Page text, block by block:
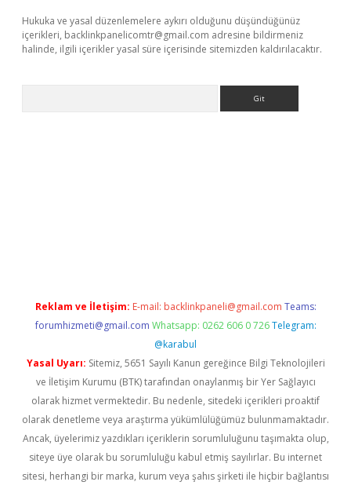
Hukuka ve yasal düzenlemelere aykırı olduğunu düşündüğünüz
içerikleri, backlinkpanelicomtr@gmail.com adresine bildirmeniz
halinde, ilgili içerikler yasal süre içerisinde sitemizden kaldırılacaktır.
Reklam ve İletişim: E-mail: backlinkpaneli@gmail.com Teams:
forumhizmeti@gmail.com Whatsapp: 0262 606 0 726 Telegram:
@karabul
Yasal Uyarı: Sitemiz, 5651 Sayılı Kanun gereğince Bilgi Teknolojileri
ve İletişim Kurumu (BTK) tarafından onaylanmış bir Yer Sağlayıcı
olarak hizmet vermektedir. Bu nedenle, sitedeki içerikleri proaktif
olarak denetleme veya araştırma yükümlülüğümüz bulunmamaktadır.
Ancak, üyelerimiz yazdıkları içeriklerin sorumluluğunu taşımakta olup,
siteye üye olarak bu sorumluluğu kabul etmiş sayılırlar. Bu internet
sitesi, herhangi bir marka, kurum veya şahıs şirketi ile hiçbir bağlantısı